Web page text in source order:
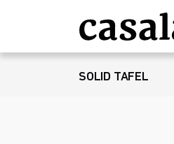
SOLID TAFEL